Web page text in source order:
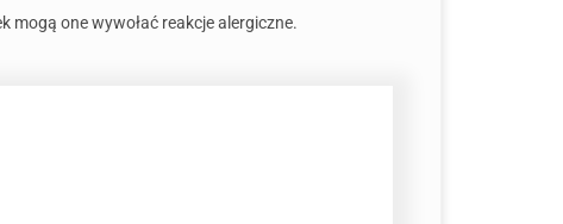
one wywołać reakcje alergiczne.